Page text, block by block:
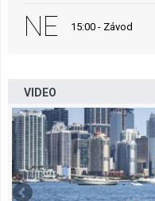
NE 15:00 - Závod
VIDEO